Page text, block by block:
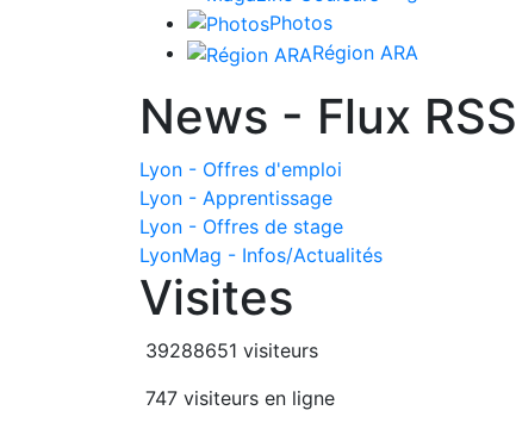
Photos
Région ARA
News - Flux RSS
Lyon - Offres d'emploi
Lyon - Apprentissage
Lyon - Offres de stage
LyonMag - Infos/Actualités
Visites
39288651 visiteurs
747 visiteurs en ligne